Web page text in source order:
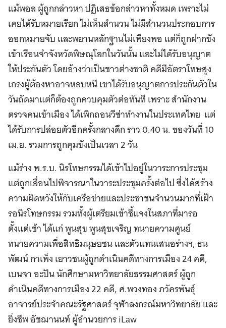
แม้พอล ผู้ถูกกล่าวหา ปฏิเสธข้อกล่าวหาทั้งหมด เพราะไม่
เคยได้รับหมายเรียก ไม่เห็นสำนวน ไม่มีสำนวนประกอบการ
ออกหมายจับ และพยานหลักฐานไม่เพียงพอ แต่ก็ถูกฝากขัง
เข้าเรือนจำจังหวัดพิษณุโลกในวันนั้น และไม่ได้รับอนุญาต
ให้ประกันตัว โดยอ้างว่าเป็นชาวต่างชาติ คดีมีอัตราโทษสูง
เกรงผู้ต้องหาอาจหลบหนี เขาได้รับอนุญาตการประกันตัวใน
วันถัดมาแต่ก็ต้องถูกควบคุมตัวต่อทันที เพราะ สำนักงาน
ตรวจคนเข้าเมือง ได้เพิกถอนวีซ่าทำงานในประเทศไทย แต่
ได้รับการปล่อยตัวอีกครั้งกลางดึก ราว 0.40 น. ของวันที่ 10
เม.ย. รวมการถูกคุมขังเป็นเวลา 2 วัน
แม้ร่าง พ.ร.บ. นิรโทษกรรมได้เข้าไปอยู่ในวาระการประชุม
แต่ถูกเลื่อนไปพิจารณาในวาระประชุมครั้งต่อไป ซึ่งได้สร้าง
ความผิดหวังให้กับเครือข่ายและประชาชนจำนวนมากที่เฝ้า
รอนิรโทษกรรม รวมทั้งผู้เตรียมเข้าชี้แจงในสภาที่มารอ
ตั้งแต่เช้า ได้แก่ พูนสุข พูนสุขเจริญ ทนายความศูนย์
ทนายความเพื่อสิทธิมนุษยชน และตัวแทนเสนอร่างฯ, ธน
พัฒน์ กาเพ็ง เยาวชนผู้ถูกดำเนินคดีทางการเมือง 24 คดี,
เบนจา อะปัน นักศึกษามหาวิทยาลัยธรรมศาสตร์ ผู้ถูก
ดำเนินคดีทางการเมือง 22 คดี, ศ.พวงทอง ภวัครพันธุ์
อาจารย์ประจำคณะรัฐศาสตร์ จุฬาลงกรณ์มหาวิทยาลัย และ
ยิ่งชีพ อัชฌานนท์ ผู้อำนวยการ iLaw